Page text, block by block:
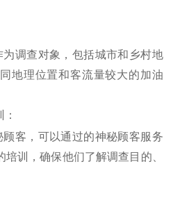
调查对象，包括城市和乡村地
地理位置和客流量较大的加油
客，可以通过的神秘顾客服务
训，确保他们了解调查目的、